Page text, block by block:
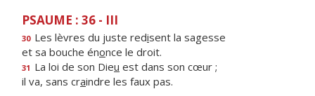
PSAUME : 36 - III
30 Les lèvres du juste redisent la sagesse
et sa bouche énonce le droit.
31 La loi de son Dieu est dans son cœur ;
il va, sans craindre les faux pas.